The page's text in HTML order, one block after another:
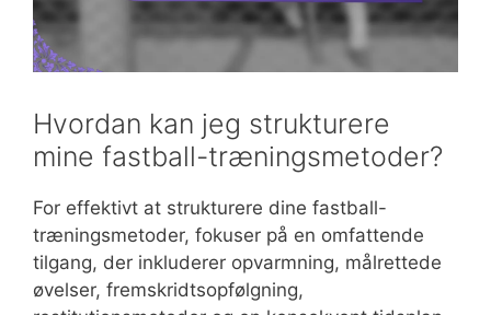
Hvordan kan jeg strukturere
mine fastball-træningsmetoder?
For effektivt at strukturere dine fastball-
træningsmetoder, fokuser på en omfattende
tilgang, der inkluderer opvarmning, målrettede
øvelser, fremskridtsopfølgning,